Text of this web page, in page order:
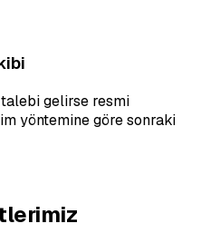
gelirse resmi
yöntemine göre sonraki